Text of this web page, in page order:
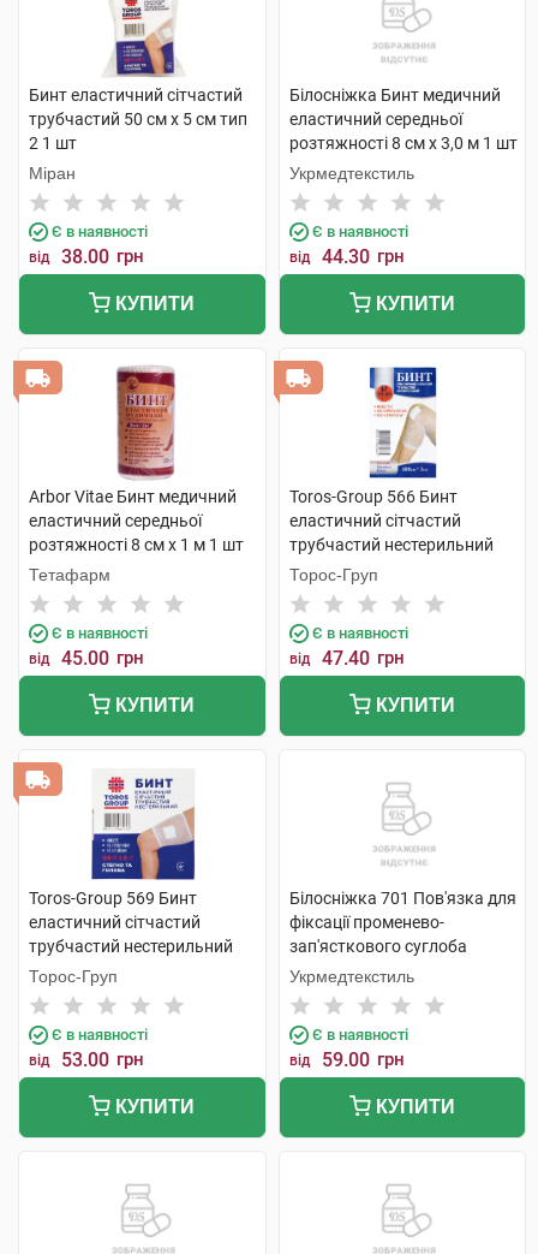
Бинт еластичний сітчастий
трубчастий 50 см х 5 см тип
2 1 шт
Міран
Є в наявності
від 38.00 грн
КУПИТИ
Білосніжка Бинт медичний
еластичний середньої
розтяжності 8 см х 3,0 м 1 шт
Укрмедтекстиль
Є в наявності
від 44.30 грн
КУПИТИ
Arbor Vitae Бинт медичний
еластичний середньої
розтяжності 8 см х 1 м 1 шт
Тетафарм
Є в наявності
від 45.00 грн
КУПИТИ
Toros-Group 566 Бинт
еластичний сітчастий
трубчастий нестерильний
100х3 см коліно 1 шт
Торос-Груп
Є в наявності
від 47.40 грн
КУПИТИ
Toros-Group 569 Бинт
еластичний сітчастий
трубчастий нестерильний
50х5 см стегно та голова 1
шт
Торос-Груп
Є в наявності
від 53.00 грн
КУПИТИ
Білосніжка 701 Пов'язка для
фіксації променево-
зап'ясткового суглоба
розмір 2 (17-18см) 1 шт
Укрмедтекстиль
Є в наявності
від 59.00 грн
КУПИТИ